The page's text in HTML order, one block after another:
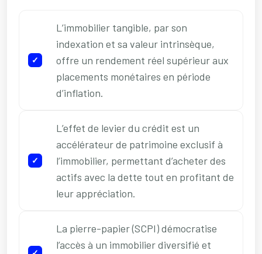
L’immobilier tangible, par son
indexation et sa valeur intrinsèque,
offre un rendement réel supérieur aux
placements monétaires en période
d’inflation.
L’effet de levier du crédit est un
accélérateur de patrimoine exclusif à
l’immobilier, permettant d’acheter des
actifs avec la dette tout en profitant de
leur appréciation.
La pierre-papier (SCPI) démocratise
l’accès à un immobilier diversifié et